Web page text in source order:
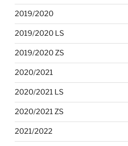
2019/2020
2019/2020 LS
2019/2020 ZS
2020/2021
2020/2021 LS
2020/2021 ZS
2021/2022